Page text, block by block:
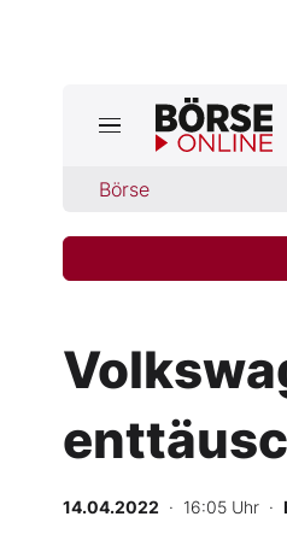
Börse
Jetzt a
Finanz-
Abo & Shop
BO-
14.04.2022 · 16:05 Uhr ·